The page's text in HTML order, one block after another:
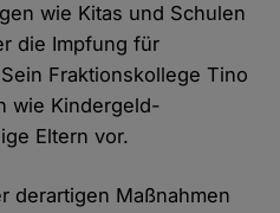
wie Kitas und Schulen
die Impfung für
Fraktionskollege Tino
wie Kindergeld-
Eltern vor.
derartigen Maßnahmen